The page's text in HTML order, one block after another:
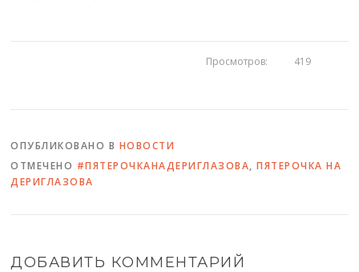
Просмотров: 419
ОПУБЛИКОВАНО В НОВОСТИ
ОТМЕЧЕНО #ПЯТЕРОЧКАНАДЕРИГЛАЗОВА,ПЯТЕРОЧКА НА
ДЕРИГЛАЗОВА
ДОБАВИТЬ КОММЕНТАРИЙ